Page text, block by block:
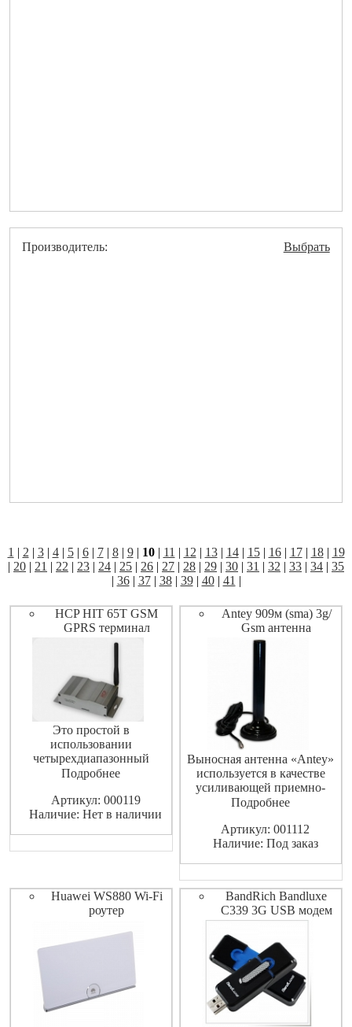
Производитель: Выбрать
1 | 2 | 3| 4| 5| 6| 7| 8| 9| 10| 11 | 12 | 13| 14| 15| 16| 17| 18| 19
| 20 | 21 | 22 | 23 | 24 | 25 | 26 | 27 | 28 | 29 | 30 | 31 | 32 | 33 | 34 | 35
| 36| 37| 38| 39| 40| 41 |
HCP HIT 65T GSM
GPRS терминал
Это простой в
использовании
четырехдиапазонный
GSM/GPRS промышленный
поддерживать факс и SMS
приложения. GPRS класс 12.
Подробнее
Артикул: 000119
Наличие: Нет в наличии
Antey 909м (sma) 3g/
Gsm антенна
Выносная антенна «Antey»
используется в качестве
усиливающей приемно-
передающей антенны для
сотовой связи и прочего
оборудования, работающего
Усиление: 5,5 dB. Магнитное
основание.
Подробнее
Артикул: 001112
Наличие: Под заказ
Huawei WS880 Wi-Fi
роутер
BandRich Bandluxe
C339 3G USB модем